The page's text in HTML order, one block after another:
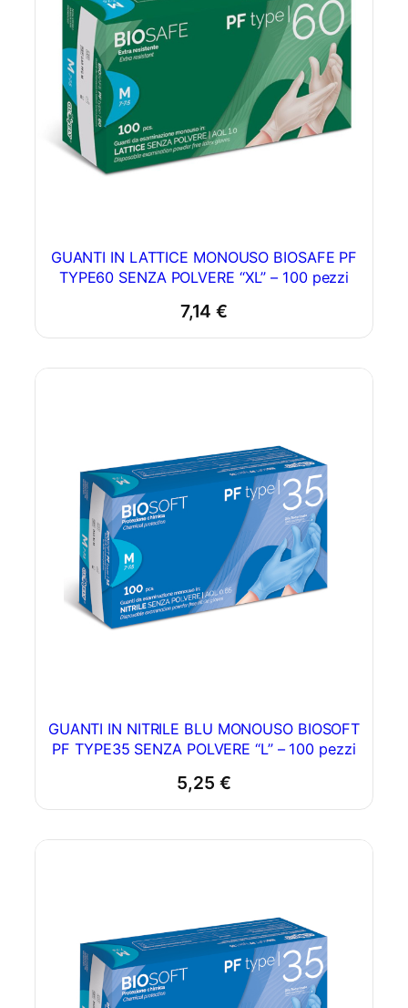
GUANTI IN LATTICE MONOUSO BIOSAFE PF
TYPE60 SENZA POLVERE “XL” – 100 pezzi
7,14€
GUANTI IN NITRILE BLU MONOUSO BIOSOFT
PF TYPE35 SENZA POLVERE “L” – 100 pezzi
5,25 €